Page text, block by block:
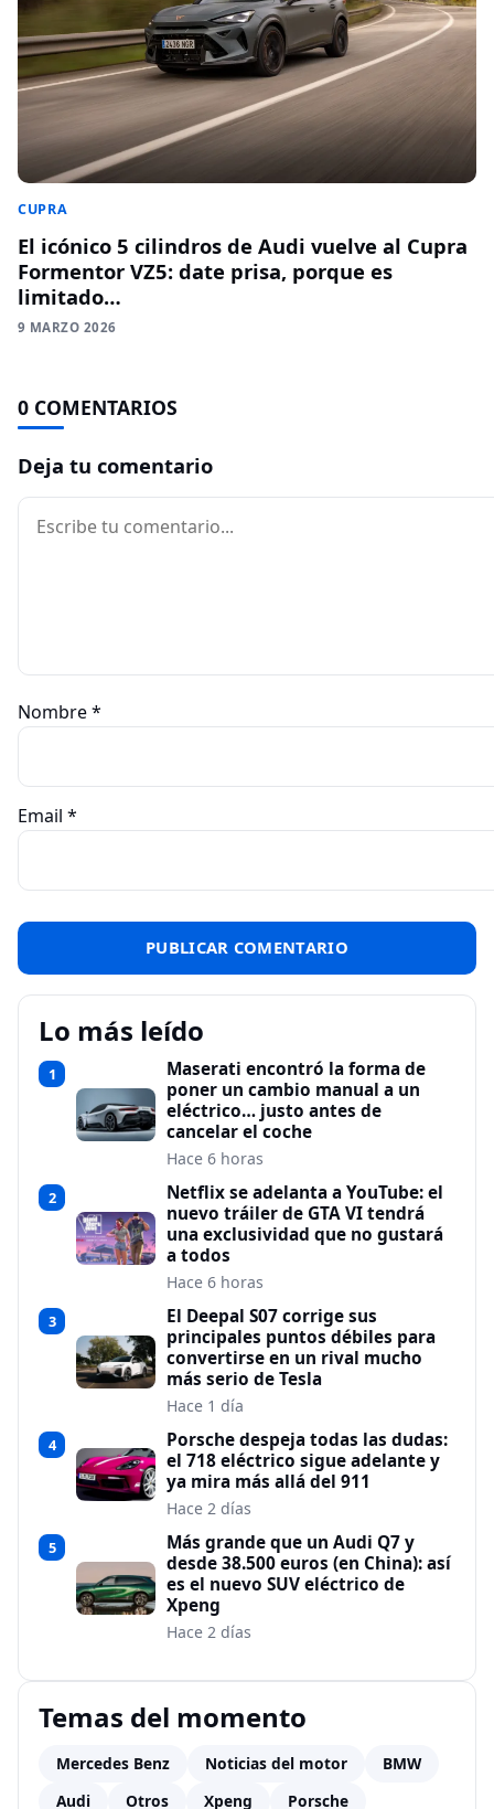
CUPRA
El icónico 5 cilindros de Audi vuelve al Cupra
Formentor VZ5: date prisa, porque es
limitado…
9 MARZO 2026
0 COMENTARIOS
Deja tu comentario
Comentario
Nombre*
Email *
Lo más leído
1
Maserati encontró la forma de
poner un cambio manual a un
eléctrico… justo antes de
cancelar el coche
Hace 6 horas
2
Netflix se adelanta a YouTube: el
nuevo tráiler de GTA VI tendrá
una exclusividad que no gustará
a todos
Hace 6 horas
3
El Deepal S07 corrige sus
principales puntos débiles para
convertirse en un rival mucho
más serio de Tesla
Hace 1 día
4
Porsche despeja todas las dudas:
el 718 eléctrico sigue adelante y
ya mira más allá del 911
Hace 2 días
5
Más grande que un Audi Q7 y
desde 38.500 euros (en China): así
es el nuevo SUV eléctrico de
Xpeng
Hace 2 días
Temas del momento
Mercedes Benz Noticias del motor
BMW
Audi
Otros Xpeng Porsche